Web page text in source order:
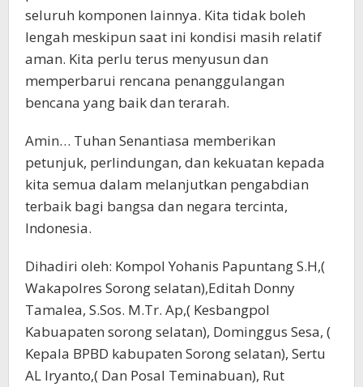
seluruh komponen lainnya. Kita tidak boleh
lengah meskipun saat ini kondisi masih relatif
aman. Kita perlu terus menyusun dan
memperbarui rencana penanggulangan
bencana yang baik dan terarah.
Amin… Tuhan Senantiasa memberikan
petunjuk, perlindungan, dan kekuatan kepada
kita semua dalam melanjutkan pengabdian
terbaik bagi bangsa dan negara tercinta,
Indonesia.
Dihadiri oleh: Kompol Yohanis Papuntang S.H,(
Wakapolres Sorong selatan),Editah Donny
Tamalea, S.Sos. M.Tr. Ap,( Kesbangpol
Kabuapaten sorong selatan), Dominggus Sesa, (
Kepala BPBD kabupaten Sorong selatan), Sertu
AL Iryanto,( Dan Posal Teminabuan), Rut